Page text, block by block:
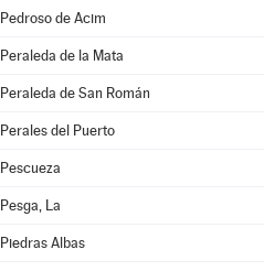
Pedroso de Acim
Peraleda de la Mata
Peraleda de San Román
Perales del Puerto
Pescueza
Pesga, La
Piedras Albas